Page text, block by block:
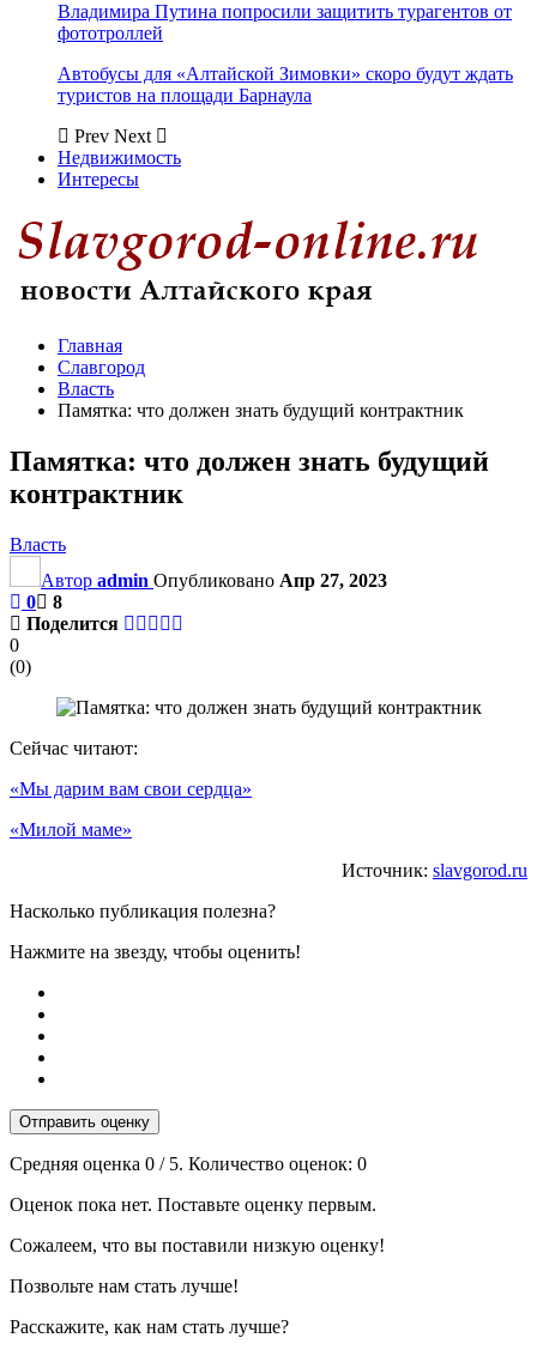
Владимира Путина попросили защитить турагентов от
фототроллей
Автобусы для «Алтайской Зимовки» скоро будут ждать
туристов на площади Барнаула
Prev Next
Недвижимость
Интересы
Главная
Славгород
Власть
Памятка: что должен знать будущий контрактник
Памятка: что должен знать будущий
контрактник
Власть
Автор admin Опубликовано Апр 27, 2023
0
8
Поделится
0
(0)
Сейчас читают:
«Мы дарим вам свои сердца»
«Милой маме»
Источник: slavgorod.ru
Насколько публикация полезна?
Нажмите на звезду, чтобы оценить!
Отправить оценку
Средняя оценка 0 / 5. Количество оценок: 0
Оценок пока нет. Поставьте оценку первым.
Сожалеем, что вы поставили низкую оценку!
Позвольте нам стать лучше!
Расскажите, как нам стать лучше?